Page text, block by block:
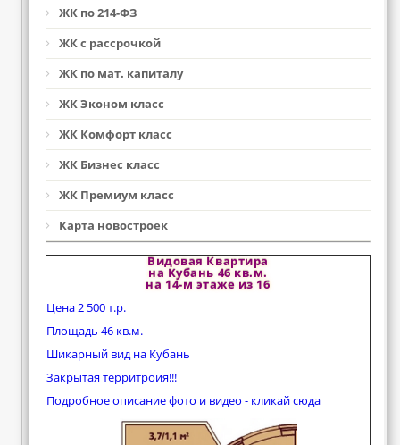
ЖК по 214-ФЗ
ЖК с рассрочкой
ЖК по мат. капиталу
ЖК Эконом класс
ЖК Комфорт класс
ЖК Бизнес класс
ЖК Премиум класс
Карта новостроек
Видовая Квартира
на Кубань 46 кв.м.
на 14-м этаже из 16
Цена 2 500 т.р.
Площадь 46 кв.м.
Шикарный вид на Кубань
Закрытая территроия!!!
Подробное описание фото и видео - кликай сюда